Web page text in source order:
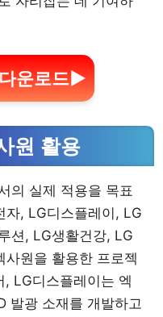
운로드▶
원 활용
의 실제 적용을 목표
자, LG디스플레이, LG
션, LG생활건강, LG
원을 활용한 프로젝
LG디스플레이는 엑
발광 소재를 개발하고